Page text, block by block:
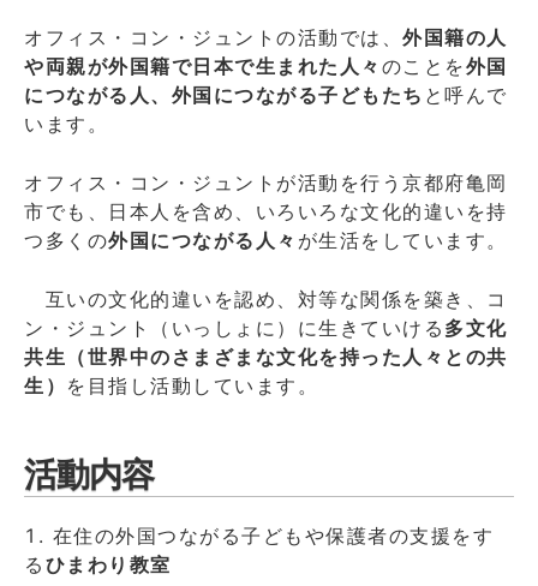
オフィス・コン・ジュントの活動では、 外国籍の人
や両親が外国籍で日本で生まれた人々 のことを外国
につながる人、外国につながる子どもたち と呼んで
います。
オフィス・コン・ジュントが活動を行う京都府亀岡
市でも、日本人を含め、いろいろな文化的違いを持
つ多くの外国につながる人々 が生活をしています。
互いの文化的違いを認め、対等な関係を築き、コ
ン・ジュント（いっしょに）に生きていける 多文化
共生（世界中のさまざまな文化を持った人々との共
生） を目指し活動しています。
活動内容
在住の外国つながる子どもや保護者の支援をす
る ひまわり教室